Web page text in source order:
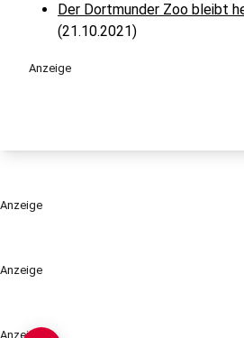
Anzeige
Anzeige
Der Dortmunder Zoo bleibt
(21.10.2021)
Anzeige
Anzeige